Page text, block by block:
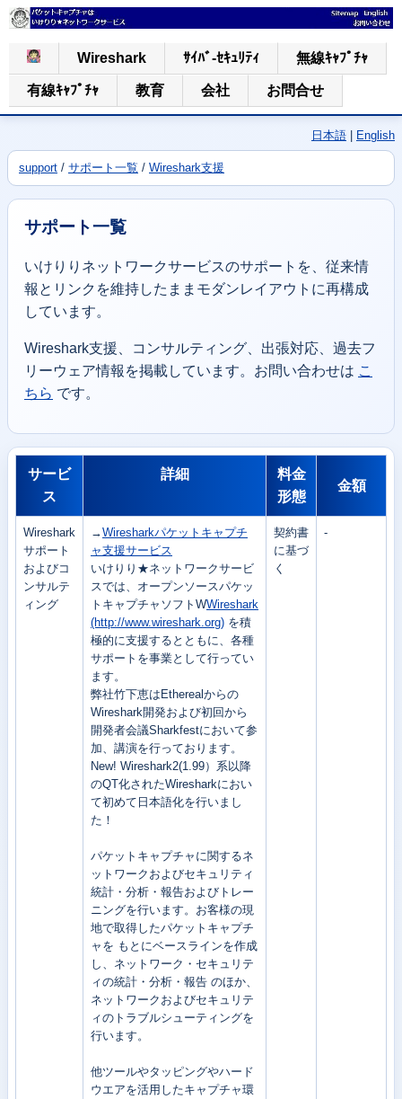
Wireshark ｻｲﾊﾞ-ｾｷｭﾘﾃｨ 無線ｷｬﾌﾟﾁｬ
有線ｷｬﾌﾟﾁｬ 教育 会社 お問合せ
日本語 | English
support / サポート一覧 / Wireshark支援
サポート一覧
いけりりネットワークサービスのサポートを、従来情
報とリンクを維持したままモダンレイアウトに再構成
しています。
Wireshark支援、コンサルティング、出張対応、過去フ
リーウェア情報を掲載しています。お問い合わせは こ
ちら です。
サービ
ス
詳細
料金
形態
金額
Wireshark
サポート
およびコ
ンサルテ
ィング
→Wiresharkパケットキャプチ
ャ支援サービス
いけりり★ネットワークサービ
スでは、オープンソースパケッ
トキャプチャソフトWWireshark
(http://www.wireshark.org) を積
極的に支援するとともに、各種
サポートを事業として行ってい
ます。
弊社竹下恵はEtherealからの
Wireshark開発および初回から
開発者会議Sharkfestにおいて参
加、講演を行っております。
New! Wireshark2(1.99）系以降
のQT化されたWiresharkにおい
て初めて日本語化を行いまし
た！
パケットキャプチャに関するネ
ットワークおよびセキュリティ
統計・分析・報告およびトレー
ニングを行います。お客様の現
地で取得したパケットキャプチ
ャを もとにベースラインを作成
し、ネットワーク・セキュリテ
ィの統計・分析・報告 のほか、
ネットワークおよびセキュリテ
ィのトラブルシューティングを
行います。
他ツールやタッピングやハード
ウエアを活用したキャプチャ環
契約書
に基づ
く
-